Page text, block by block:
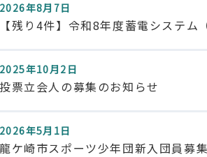
2026年8月7日
【残り4件】令和8年度蓄電システ
2025年10月2日
投票立会人の募集のお知らせ
2026年5月1日
龍ケ崎市スポーツ少年団新入団員募集